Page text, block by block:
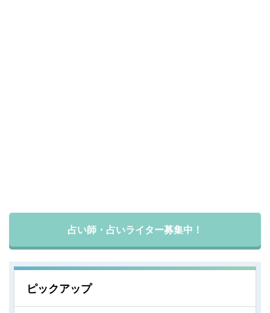
占い師・占いライター募集中！
ピックアップ